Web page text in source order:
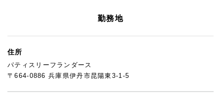
の空気もあたたかく、お客様にもやさしい接客が自然にできるん
職場は穏やかで、焦らず自分のペースで働ける環境。
…そんな個性を活かしながら、お互いを尊重して協力し合えるチ
ームです。
できることが増えれば、新しい工程にもどんどんチャレンジOK！
勤務地
住所
パティスリーフランダース
〒664-0886 兵庫県伊丹市昆陽東3-1-5